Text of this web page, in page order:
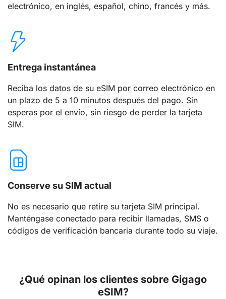
electrónico, en inglés, español, chino, francés y más.
Entrega instantánea
Reciba los datos de su eSIM por correo electrónico en
un plazo de 5 a 10 minutos después del pago. Sin
esperas por el envío, sin riesgo de perder la tarjeta
SIM.
Conserve su SIM actual
No es necesario que retire su tarjeta SIM principal.
Manténgase conectado para recibir llamadas, SMS o
códigos de verificación bancaria durante todo su viaje.
¿Qué opinan los clientes sobre Gigago
eSIM?